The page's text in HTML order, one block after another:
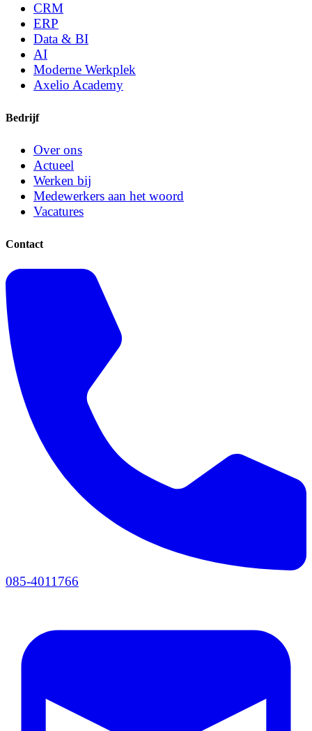
CRM
ERP
Data & BI
AI
Moderne Werkplek
Axelio Academy
Bedrijf
Over ons
Actueel
Werken bij
Medewerkers aan het woord
Vacatures
Contact
085-4011766